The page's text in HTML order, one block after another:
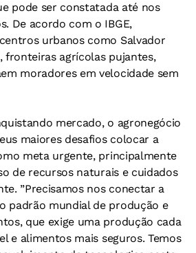
pode ser constatada até nos
De acordo com o IBGE,
urbanos como Salvador
fronteiras agrícolas pujantes,
moradores em velocidade sem
mercado, o agronegócio
maiores desafios colocar a
meta urgente, principalmente
de recursos naturais e cuidados
”Precisamos nos conectar a
padrão mundial de produção e
que exige uma produção cada
e alimentos mais seguros. Temos